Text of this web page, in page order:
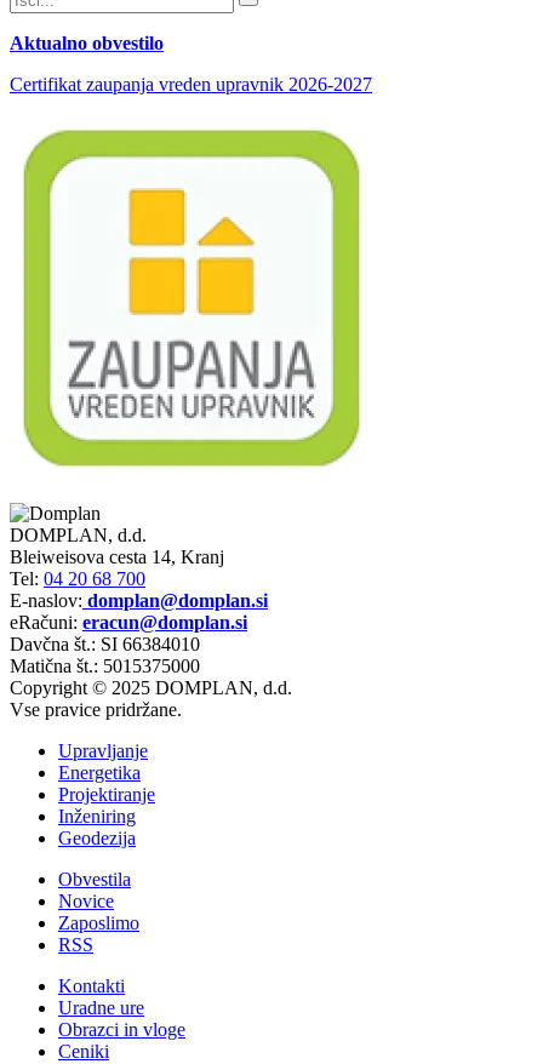
Aktualno obvestilo
Certifikat zaupanja vreden upravnik 2026-2027
DOMPLAN, d.d.
Bleiweisova cesta 14, Kranj
Tel: 04 20 68 700
E-naslov: domplan@domplan.si
eRačuni: eracun@domplan.si
Davčna št.: SI 66384010
Matična št.: 5015375000
Copyright © 2025 DOMPLAN, d.d.
Vse pravice pridržane.
Upravljanje
Energetika
Projektiranje
Inženiring
Geodezija
Obvestila
Novice
Zaposlimo
RSS
Kontakti
Uradne ure
Obrazci in vloge
Ceniki